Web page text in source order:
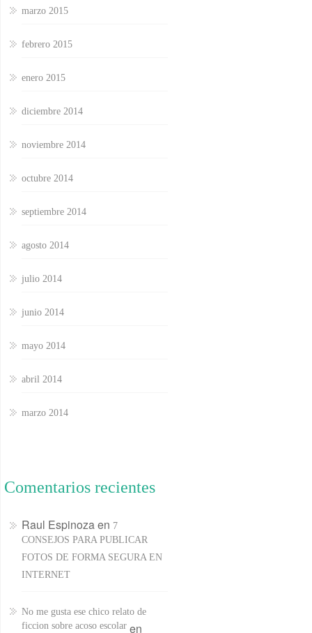
marzo 2015
febrero 2015
enero 2015
diciembre 2014
noviembre 2014
octubre 2014
septiembre 2014
agosto 2014
julio 2014
junio 2014
mayo 2014
abril 2014
marzo 2014
Comentarios recientes
Raul Espinozaen 7
CONSEJOS PARA PUBLICAR
FOTOS DE FORMA SEGURA EN
INTERNET
No me gusta ese chico relato de
ficcion sobre acoso escolaren